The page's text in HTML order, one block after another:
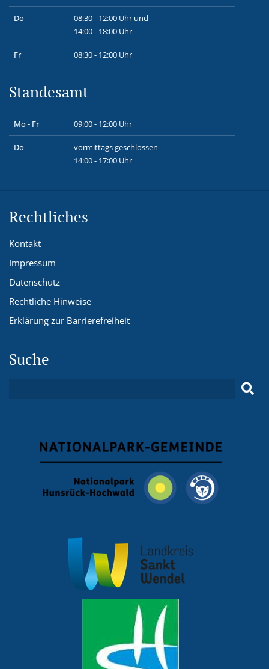
Do
08:30 - 12:00 Uhr und
14:00 - 18:00 Uhr
Fr 08:30 - 12:00 Uhr
Standesamt
Mo - Fr 09:00 - 12:00 Uhr
Do
vormittags geschlossen
14:00 - 17:00 Uhr
Rechtliches
Kontakt
Impressum
Datenschutz
Rechtliche Hinweise
Erklärung zur Barrierefreiheit
Suche